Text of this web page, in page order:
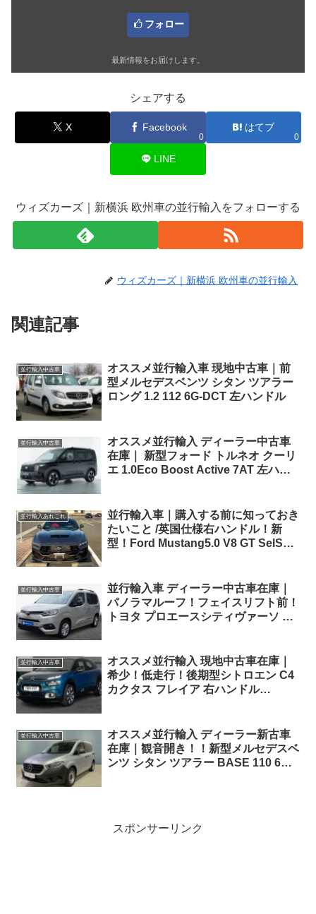
フォロー
最新情報をお届けします。
シェアする
X Facebook
0
はてブ
0
LINE
ウィズカーズ｜新横浜 欧州車の並行輸入をフォローする
ウィズカーズ｜新横浜 欧州車の並行輸入
関連記事
並行輸入中古車
オススメ並行輸入車 現地中古車｜前
型メルセデスベンツ シタン ツアラー
ロング 1.2 112 6G-DCT 左ハンドル
並行輸入中古車
オススメ並行輸入 ディーラー中古車
在庫｜ 新型フォード トルネオ クーリ
エ 1.0Eco Boost Active 7AT 左ハン
並行輸入あれこれ
並行輸入車｜購入する前に知っておき
たいこと /英国仕様右ハンドル！新
型！Ford Mustang5.0 V8 GT SelShift
並行輸入中古車
並行輸入車 ディーラー中古車在庫｜
パノラマルーフ！フェイスリフト前！
トヨタ プロエースシティヴァーソ L1
並行輸入中古車
オススメ並行輸入 現地中古車在庫｜
希少！低走行！後期型シトロエン C4
カクタス フレイア 右ハンドル
並行輸入中古車
オススメ並行輸入 ディーラー新古車
在庫｜観音開き！！新型メルセデスベ
ンツ シタン ツアラー BASE 110 6MT
スポンサーリンク